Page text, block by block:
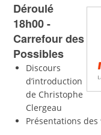
Déroulé
18h00 -
Carrefour des
Possibles
Discours
d’introduction
de Christophe
Clergeau
Présentations